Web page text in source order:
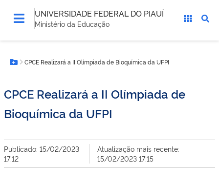
UNIVERSIDADE FEDERAL DO PIAUÍ
Ministério da Educação
está
aqui:Botão Menu
CPCE Realizará a II Olímpiada de Bioquímica da UFPI
CPCE Realizará a II Olímpiada de
Bioquímica da UFPI
Publicado: 15/02/2023
17:12
Atualização mais recente:
15/02/2023 17:15